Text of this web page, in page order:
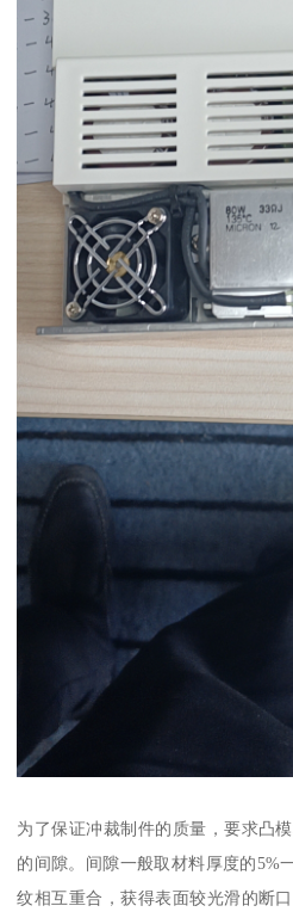
为了保证冲裁制件的质量，要求凸
的间隙。间隙一般取材料厚度的5%
纹相互重合，获得表面较光滑的断